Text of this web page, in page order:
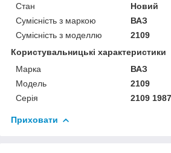
Стан
Новий
Сумісність з маркою
ВАЗ
Сумісність з моделлю
2109
Користувальницькі характеристики
Марка
ВАЗ
Модель
2109
Серія
2109
Приховати